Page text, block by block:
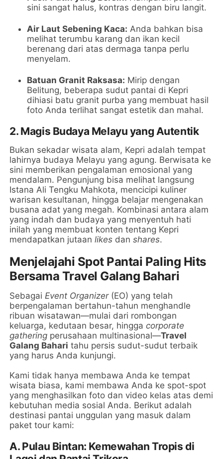
sini sangat halus, kontras dengan biru langit.
Air Laut Sebening Kaca: Anda bahkan bisa
melihat terumbu karang dan ikan kecil
berenang dari atas dermaga tanpa perlu
menyelam.
Batuan Granit Raksasa: Mirip dengan
Belitung, beberapa sudut pantai di Kepri
dihiasi batu granit purba yang membuat hasil
foto Anda terlihat sangat estetik dan mahal.
2. Magis Budaya Melayu yang Autentik
Bukan sekadar wisata alam, Kepri adalah tempat
lahirnya budaya Melayu yang agung. Berwisata ke
sini memberikan pengalaman emosional yang
mendalam. Pengunjung bisa melihat langsung
Istana Ali Tengku Mahkota, mencicipi kuliner
warisan kesultanan, hingga belajar mengenakan
busana adat yang megah. Kombinasi antara alam
yang indah dan budaya yang menyentuh hati
inilah yang membuat konten tentang Kepri
mendapatkan jutaanlikes danshares.
Menjelajahi Spot Pantai Paling Hits
Bersama Travel Galang Bahari
SebagaiEvent Organizer(EO) yang telah
berpengalaman bertahun-tahun menghandle
ribuan wisatawan—mulai dari rombongan
keluarga, kedutaan besar, hinggacorporate
gathering perusahaan multinasional—Travel
Galang Bahari tahu persis sudut-sudut terbaik
yang harus Anda kunjungi.
Kami tidak hanya membawa Anda ke tempat
wisata biasa, kami membawa Anda ke spot-spot
yang menghasilkan foto dan video kelas atas demi
kebutuhan media sosial Anda. Berikut adalah
destinasi pantai unggulan yang masuk dalam
paket tour kami:
A. Pulau Bintan: Kemewahan Tropis di